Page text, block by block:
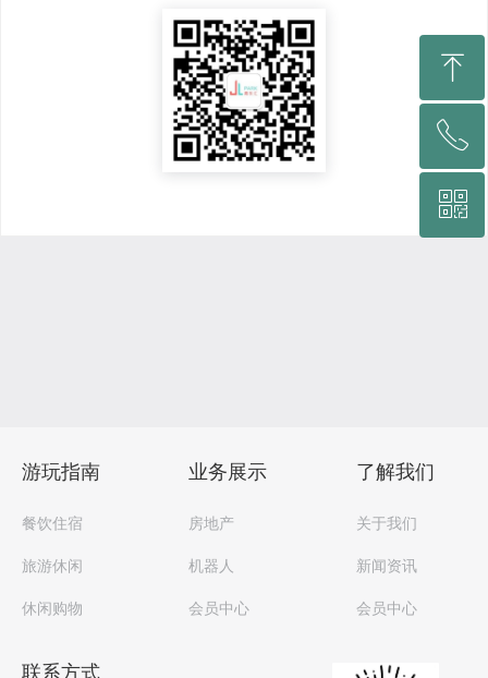
游玩指南
餐饮住宿
旅游休闲
休闲购物
房地产
机器人
会员中心
业务展示
关于我们
新闻资讯
会员中心
了解我们
联系方式
ꁸ
回到顶部
ꂅ
0769-8777 8500
ꀥ